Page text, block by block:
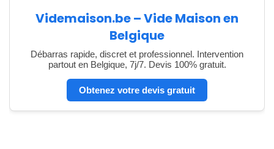
Videmaison.be – Vide Maison en
Belgique
Débarras rapide, discret et professionnel. Intervention
partout en Belgique, 7j/7. Devis 100% gratuit.
Obtenez votre devis gratuit